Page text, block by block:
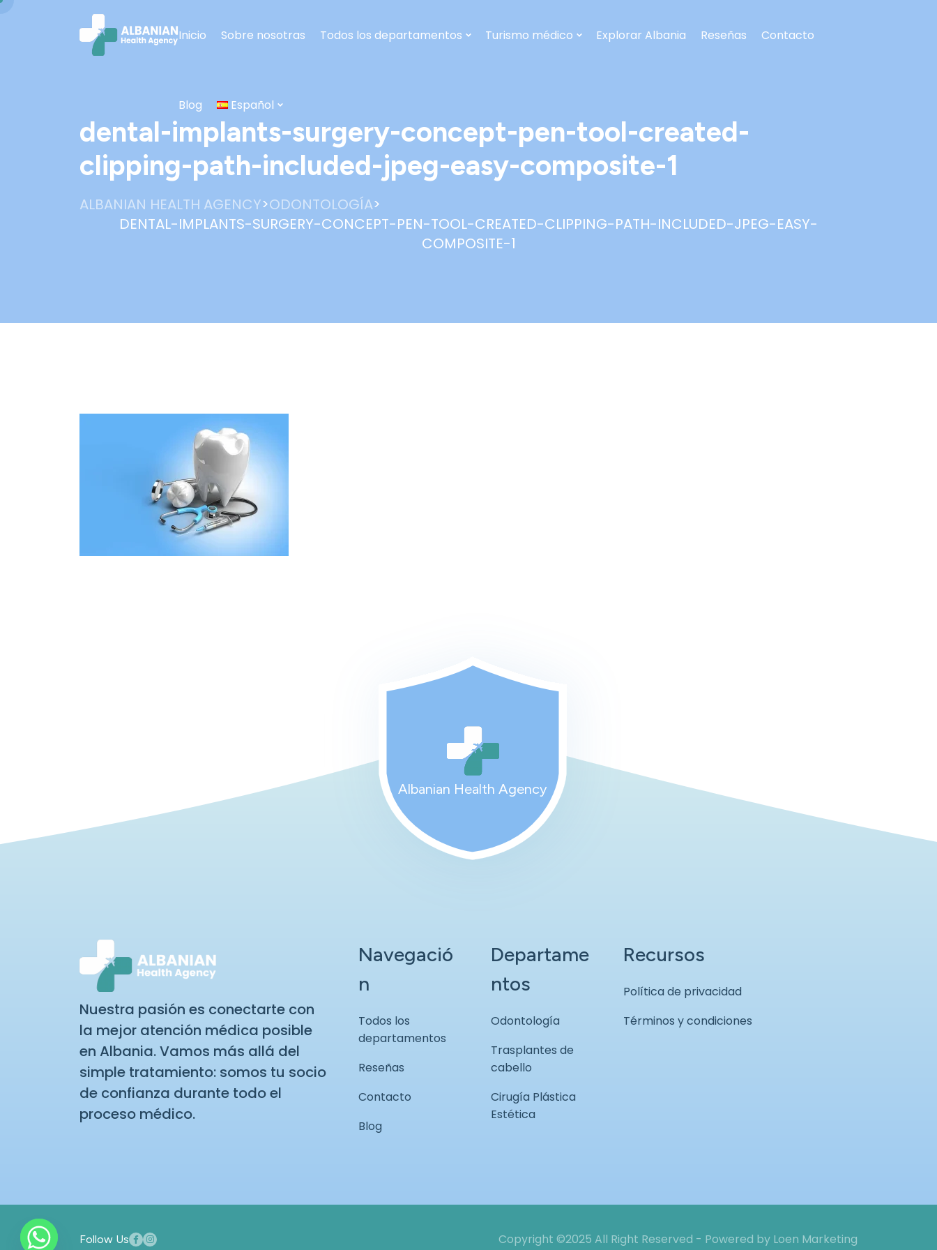
Inicio Sobre nosotras Todos los departamentos Turismo médico Explorar Albania Reseñas Contacto
Blog Español
dental-implants-surgery-concept-pen-tool-created-
clipping-path-included-jpeg-easy-composite-1
ALBANIAN HEALTH AGENCY>ODONTOLOGÍA>
DENTAL-IMPLANTS-SURGERY-CONCEPT-PEN-TOOL-CREATED-CLIPPING-PATH-INCLUDED-JPEG-EASY-
COMPOSITE-1
Albanian Health Agency
Nuestra pasión es conectarte con
la mejor atención médica posible
en Albania. Vamos más allá del
simple tratamiento: somos tu socio
de confianza durante todo el
proceso médico.
Navegació
n
Todos los
departamentos
Reseñas
Contacto
Blog
Departame
ntos
Odontología
Trasplantes de
cabello
Cirugía Plástica
Estética
Recursos
Política de privacidad
Términos y condiciones
Follow Us Copyright ©2025 All Right Reserved - Powered by Loen Marketing